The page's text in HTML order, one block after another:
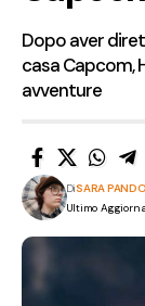
Dopo aver
casa Capcom,
avventure
Ultimo
DiSARA